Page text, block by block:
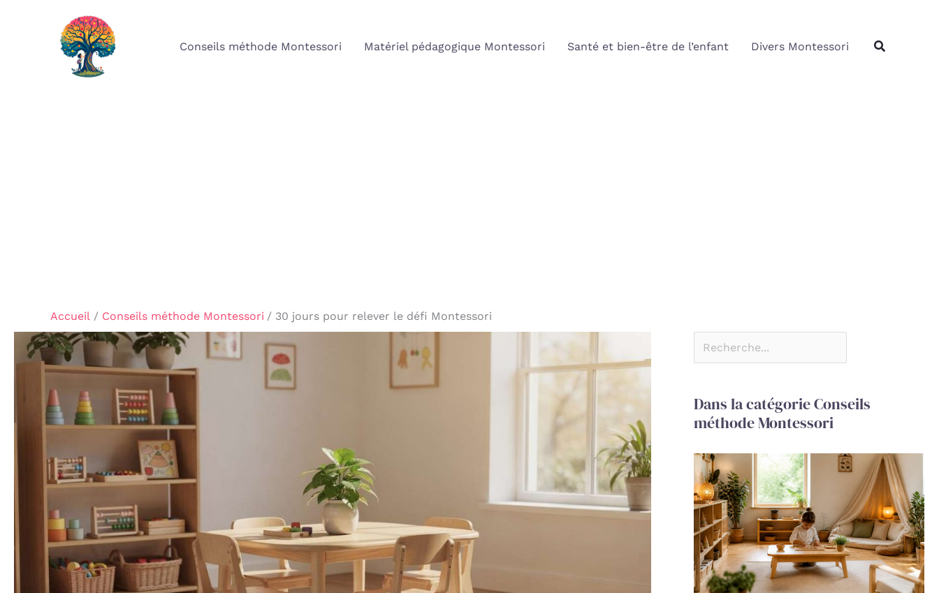
Conseils méthode Montessori Matériel pédagogique Montessori Santé et bien-être de l’enfant Divers Montessori
Accueil Conseils méthode Montessori 30 jours pour relever le défi Montessori
Dans la catégorie Conseils
méthode Montessori